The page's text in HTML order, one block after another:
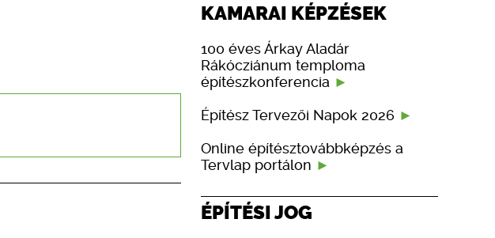
KAMARAI KÉPZÉSEK
100 éves Árkay Aladár
Rákócziánum temploma
építészkonferencia
Építész Tervezői Napok 2026
Online építésztovábbképzés a
Tervlap portálon
ÉPÍTÉSI JOG